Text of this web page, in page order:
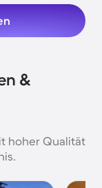
&
hoher Qualität